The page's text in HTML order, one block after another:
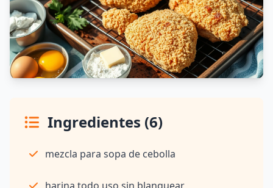
Ingredientes (6)
mezcla para sopa de cebolla